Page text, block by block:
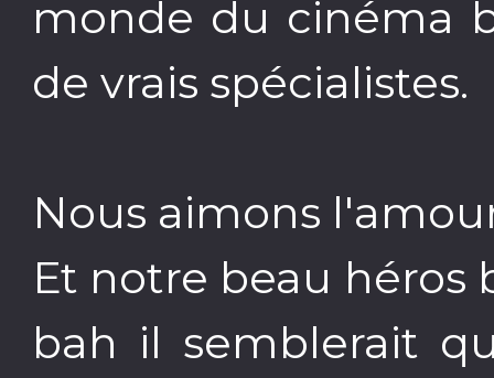
monde du cinéma
de vrais spécialistes.
Nous aimons
Et notre beau héros
bah il semblerait